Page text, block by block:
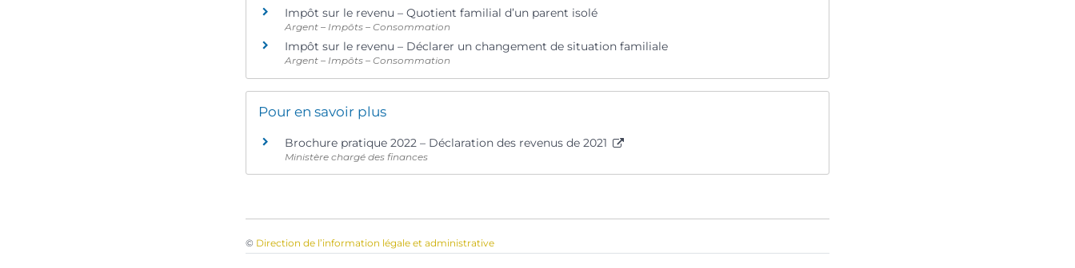
Impôt sur le revenu – Quotient familial d’un parent isolé
Argent – Impôts – Consommation
Impôt sur le revenu – Déclarer un changement de situation familiale
Argent – Impôts – Consommation
Pour en savoir plus
Brochure pratique 2022 – Déclaration des revenus de 2021
Ministère chargé des finances
© Direction de l’information légale et administrative